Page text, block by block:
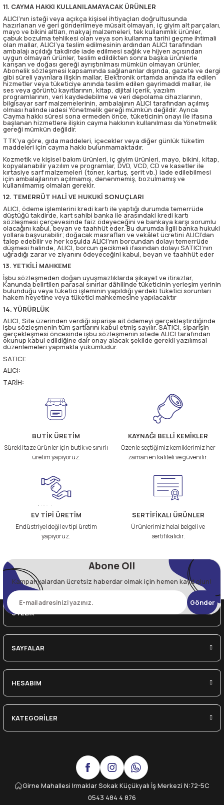
11. CAYMA HAKKI KULLANILAMAYACAK ÜRÜNLER
ALICI’nın isteği veya açıkça kişisel ihtiyaçları doğrultusunda
hazırlanan ve geri gönderilmeye müsait olmayan, iç giyim alt parçaları,
mayo ve bikini altları, makyaj malzemeleri, tek kullanımlık ürünler,
çabuk bozulma tehlikesi olan veya son kullanma tarihi geçme ihtimali
olan mallar, ALICI’ya teslim edilmesinin ardından ALICI tarafından
ambalajı açıldığı takdirde iade edilmesi sağlık ve hijyen açısından
uygun olmayan ürünler, teslim edildikten sonra başka ürünlerle
karışan ve doğası gereği ayrıştırılması mümkün olmayan ürünler,
Abonelik sözleşmesi kapsamında sağlananlar dışında, gazete ve dergi
gibi süreli yayınlara ilişkin mallar, Elektronik ortamda anında ifa edilen
hizmetler veya tüketiciye anında teslim edilen gayrimaddi mallar, ile
ses veya görüntü kayıtlarının, kitap, dijital içerik, yazılım
programlarının, veri kaydedebilme ve veri depolama cihazlarının,
bilgisayar sarf malzemelerinin, ambalajının ALICI tarafından açılmış
olması halinde iadesi Yönetmelik gereği mümkün değildir. Ayrıca
Cayma hakkı süresi sona ermeden önce, tüketicinin onayı ile ifasına
başlanan hizmetlere ilişkin cayma hakkının kullanılması da Yönetmelik
gereği mümkün değildir.
TTK’ya göre, gıda maddeleri, içecekler veya diğer günlük tüketim
maddeleri için cayma hakkı bulunmamaktadır.
Kozmetik ve kişisel bakım ürünleri, iç giyim ürünleri, mayo, bikini, kitap,
kopyalanabilir yazılım ve programlar, DVD, VCD, CD ve kasetler ile
kırtasiye sarf malzemeleri (toner, kartuş, şerit vb.) iade edilebilmesi
için ambalajlarının açılmamış, denenmemiş, bozulmamış ve
kullanılmamış olmaları gerekir.
12. TEMERRÜT HALİ VE HUKUKİ SONUÇLARI
ALICI, ödeme işlemlerini kredi kartı ile yaptığı durumda temerrüde
düştüğü takdirde, kart sahibi banka ile arasındaki kredi kartı
sözleşmesi çerçevesinde faiz ödeyeceğini ve bankaya karşı sorumlu
olacağını kabul, beyan ve taahhüt eder. Bu durumda ilgili banka hukuki
yollara başvurabilir; doğacak masrafları ve vekâlet ücretini ALICI’dan
talep edebilir ve her koşulda ALICI’nın borcundan dolayı temerrüde
düşmesi halinde, ALICI, borcun gecikmeli ifasından dolayı SATICI’nın
uğradığı zarar ve ziyanını ödeyeceğini kabul, beyan ve taahhüt eder
13. YETKİLİ MAHKEME
İşbu sözleşmeden doğan uyuşmazlıklarda şikayet ve itirazlar,
Kanunda belirtilen parasal sınırlar dâhilinde tüketicinin yerleşim yerinin
bulunduğu veya tüketici işleminin yapıldığı yerdeki tüketici sorunları
hakem heyetine veya tüketici mahkemesine yapılacaktır
14. YÜRÜRLÜK
ALICI, Site üzerinden verdiği siparişe ait ödemeyi gerçekleştirdiğinde
işbu sözleşmenin tüm şartlarını kabul etmiş sayılır. SATICI, siparişin
gerçekleşmesi öncesinde işbu sözleşmenin sitede ALICI tarafından
okunup kabul edildiğine dair onay alacak şekilde gerekli yazılımsal
düzenlemeleri yapmakla yükümlüdür.
SATICI:
ALICI:
TARİH:
BUTİK ÜRETİM
Sürekli taze ürünler için butik ve sınırlı
üretim yapıyoruz.
KAYNAĞI BELLİ KEMİKLER
Özenle seçtiğimiz kemiklerimiz her
zaman en kaliteli ve güvenilir.
EV TİPİ ÜRETİM
Endüstriyel değil ev tipi üretim
yapıyoruz.
SERTİFİKALI ÜRÜNLER
Ürünlerimiz helal belgeli ve
sertifikalıdır.
Abone Ol!
Kampanyalardan ücretsiz haberdar olmak için hemen kayıt olun!
Gönder
ÜYELİK
SAYFALAR
HESABIM
KATEGORİLER
Girne Mahallesi Irmaklar Sokak Küçükyalı İş Merkezi N:72-5C
0543 484 4 876